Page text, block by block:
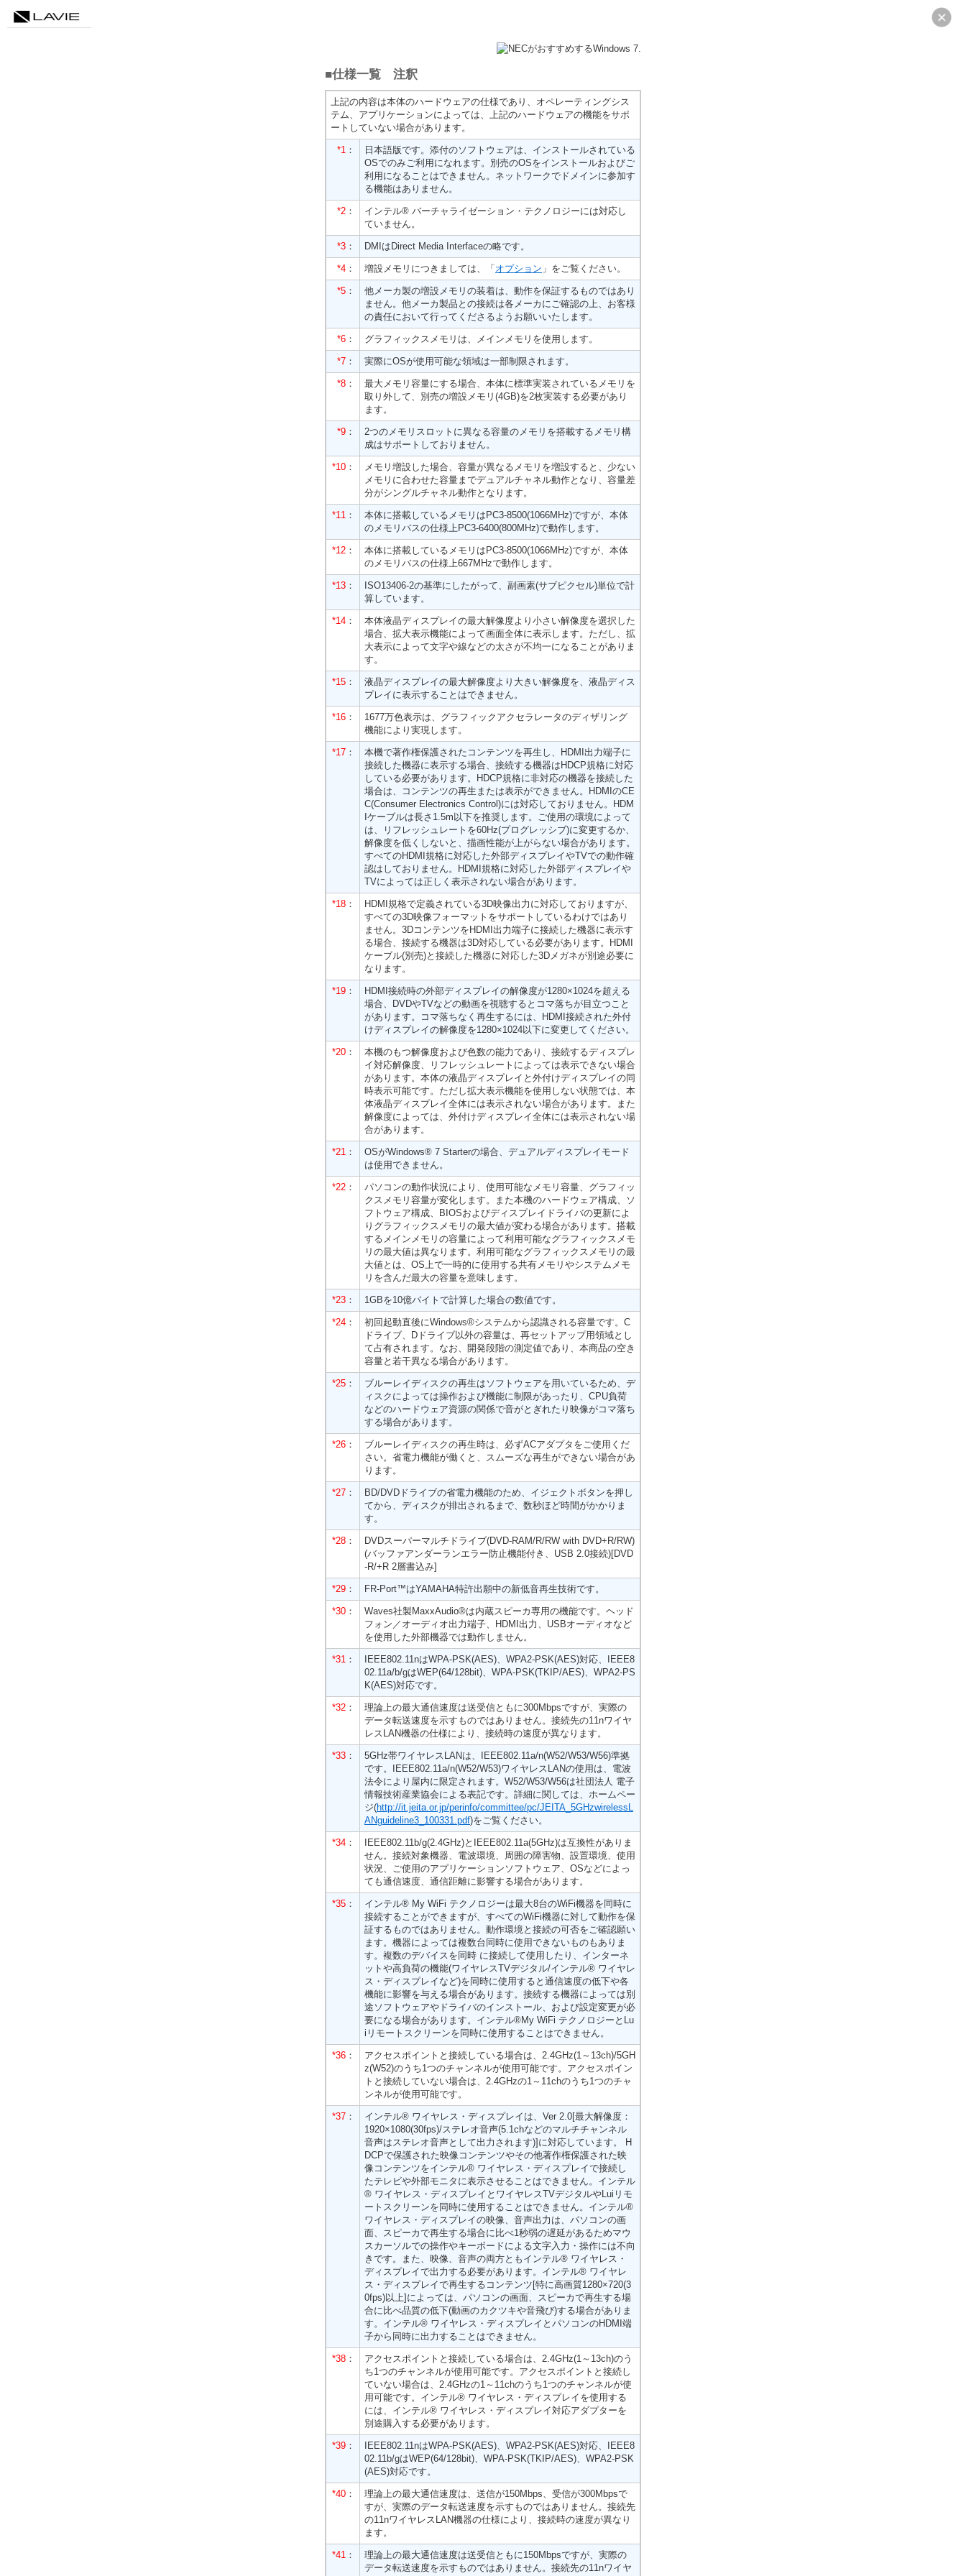
■仕様一覧 注釈
上記の内容は本体のハードウェアの仕様であり、オペレーティングシス
テム、アプリケーションによっては、上記のハードウェアの機能をサポ
ートしていない場合があります。
*1 ：
日本語版です。添付のソフトウェアは、インストールされている
OSでのみご利用になれます。別売のOSをインストールおよびご
利用になることはできません。ネットワークでドメインに参加す
る機能はありません。
*2 ：
インテル® バーチャライゼーション・テクノロジーには対応し
ていません。
*3 ： DMIはDirect Media Interfaceの略です。
*4 ： 増設メモリにつきましては、「 オプション 」をご覧ください。
*5 ：
他メーカ製の増設メモリの装着は、動作を保証するものではあり
ません。他メーカ製品との接続は各メーカにご確認の上、お客様
の責任において行ってくださるようお願いいたします。
*6 ： グラフィックスメモリは、メインメモリを使用します。
*7 ： 実際にOSが使用可能な領域は一部制限されます。
*8 ：
最大メモリ容量にする場合、本体に標準実装されているメモリを
取り外して、別売の増設メモリ(4GB)を2枚実装する必要があり
ます。
*9 ：
2つのメモリスロットに異なる容量のメモリを搭載するメモリ構
成はサポートしておりません。
*10 ：
メモリ増設した場合、容量が異なるメモリを増設すると、少ない
メモリに合わせた容量までデュアルチャネル動作となり、容量差
分がシングルチャネル動作となります。
*11 ：
本体に搭載しているメモリはPC3-8500(1066MHz)ですが、本体
のメモリバスの仕様上PC3-6400(800MHz)で動作します。
*12 ：
本体に搭載しているメモリはPC3-8500(1066MHz)ですが、本体
のメモリバスの仕様上667MHzで動作します。
*13 ：
ISO13406-2の基準にしたがって、副画素(サブピクセル)単位で計
算しています。
*14 ：
本体液晶ディスプレイの最大解像度より小さい解像度を選択した
場合、拡大表示機能によって画面全体に表示します。ただし、拡
大表示によって文字や線などの太さが不均一になることがありま
す。
*15 ：
液晶ディスプレイの最大解像度より大きい解像度を、液晶ディス
プレイに表示することはできません。
*16 ：
1677万色表示は、グラフィックアクセラレータのディザリング
機能により実現します。
*17 ：
本機で著作権保護されたコンテンツを再生し、HDMI出力端子に
接続した機器に表示する場合、接続する機器はHDCP規格に対応
している必要があります。HDCP規格に非対応の機器を接続した
場合は、コンテンツの再生または表示ができません。HDMIのCE
C(Consumer Electronics Control)には対応しておりません。HDM
Iケーブルは長さ1.5m以下を推奨します。ご使用の環境によって
は、リフレッシュレートを60Hz(プログレッシブ)に変更するか、
解像度を低くしないと、描画性能が上がらない場合があります。
すべてのHDMI規格に対応した外部ディスプレイやTVでの動作確
認はしておりません。HDMI規格に対応した外部ディスプレイや
TVによっては正しく表示されない場合があります。
*18 ：
HDMI規格で定義されている3D映像出力に対応しておりますが、
すべての3D映像フォーマットをサポートしているわけではあり
ません。3DコンテンツをHDMI出力端子に接続した機器に表示す
る場合、接続する機器は3D対応している必要があります。HDMI
ケーブル(別売)と接続した機器に対応した3Dメガネが別途必要に
なります。
*19 ：
HDMI接続時の外部ディスプレイの解像度が1280×1024を超える
場合、DVDやTVなどの動画を視聴するとコマ落ちが目立つこと
があります。コマ落ちなく再生するには、HDMI接続された外付
けディスプレイの解像度を1280×1024以下に変更してください。
*20 ：
本機のもつ解像度および色数の能力であり、接続するディスプレ
イ対応解像度、リフレッシュレートによっては表示できない場合
があります。本体の液晶ディスプレイと外付けディスプレイの同
時表示可能です。ただし拡大表示機能を使用しない状態では、本
体液晶ディスプレイ全体には表示されない場合があります。また
解像度によっては、外付けディスプレイ全体には表示されない場
合があります。
*21 ：
OSがWindows® 7 Starterの場合、デュアルディスプレイモード
は使用できません。
*22 ：
パソコンの動作状況により、使用可能なメモリ容量、グラフィッ
クスメモリ容量が変化します。また本機のハードウェア構成、ソ
フトウェア構成、BIOSおよびディスプレイドライバの更新によ
りグラフィックスメモリの最大値が変わる場合があります。搭載
するメインメモリの容量によって利用可能なグラフィックスメモ
リの最大値は異なります。利用可能なグラフィックスメモリの最
大値とは、OS上で一時的に使用する共有メモリやシステムメモ
リを含んだ最大の容量を意味します。
*23 ： 1GBを10億バイトで計算した場合の数値です。
*24 ：
初回起動直後にWindows®システムから認識される容量です。C
ドライブ、Dドライブ以外の容量は、再セットアップ用領域とし
て占有されます。なお、開発段階の測定値であり、本商品の空き
容量と若干異なる場合があります。
*25 ：
ブルーレイディスクの再生はソフトウェアを用いているため、デ
ィスクによっては操作および機能に制限があったり、CPU負荷
などのハードウェア資源の関係で音がとぎれたり映像がコマ落ち
する場合があります。
*26 ：
ブルーレイディスクの再生時は、必ずACアダプタをご使用くだ
さい。省電力機能が働くと、スムーズな再生ができない場合があ
ります。
*27 ：
BD/DVDドライブの省電力機能のため、イジェクトボタンを押し
てから、ディスクが排出されるまで、数秒ほど時間がかかりま
す。
*28 ：
DVDスーパーマルチドライブ(DVD-RAM/R/RW with DVD+R/RW)
(バッファアンダーランエラー防止機能付き、USB 2.0接続)[DVD
-R/+R 2層書込み]
*29 ： FR-Port™はYAMAHA特許出願中の新低音再生技術です。
*30 ：
Waves社製MaxxAudio®は内蔵スピーカ専用の機能です。ヘッド
フォン／オーディオ出力端子、HDMI出力、USBオーディオなど
を使用した外部機器では動作しません。
*31 ：
IEEE802.11nはWPA-PSK(AES)、WPA2-PSK(AES)対応、IEEE8
02.11a/b/gはWEP(64/128bit)、WPA-PSK(TKIP/AES)、WPA2-PS
K(AES)対応です。
*32 ：
理論上の最大通信速度は送受信ともに300Mbpsですが、実際の
データ転送速度を示すものではありません。接続先の11nワイヤ
レスLAN機器の仕様により、接続時の速度が異なります。
*33 ：
5GHz帯ワイヤレスLANは、IEEE802.11a/n(W52/W53/W56)準拠
です。IEEE802.11a/n(W52/W53)ワイヤレスLANの使用は、電波
法令により屋内に限定されます。W52/W53/W56は社団法人 電子
情報技術産業協会による表記です。詳細に関しては、ホームペー
ジ(http://it.jeita.or.jp/perinfo/committee/pc/JEITA_5GHzwirelessL
ANguideline3_100331.pdf)をご覧ください。
*34 ：
IEEE802.11b/g(2.4GHz)とIEEE802.11a(5GHz)は互換性がありま
せん。接続対象機器、電波環境、周囲の障害物、設置環境、使用
状況、ご使用のアプリケーションソフトウェア、OSなどによっ
ても通信速度、通信距離に影響する場合があります。
*35 ：
インテル® My WiFi テクノロジーは最大8台のWiFi機器を同時に
接続することができますが、すべてのWiFi機器に対して動作を保
証するものではありません。動作環境と接続の可否をご確認願い
ます。機器によっては複数台同時に使用できないものもありま
す。複数のデバイスを同時 に接続して使用したり、インターネ
ットや高負荷の機能(ワイヤレスTVデジタル/インテル® ワイヤレ
ス・ディスプレイなど)を同時に使用すると通信速度の低下や各
機能に影響を与える場合があります。接続する機器によっては別
途ソフトウェアやドライバのインストール、および設定変更が必
要になる場合があります。インテル®My WiFi テクノロジーとLu
iリモートスクリーンを同時に使用することはできません。
*36 ：
アクセスポイントと接続している場合は、2.4GHz(1～13ch)/5GH
z(W52)のうち1つのチャンネルが使用可能です。アクセスポイン
トと接続していない場合は、2.4GHzの1～11chのうち1つのチャ
ンネルが使用可能です。
*37 ：
インテル® ワイヤレス・ディスプレイは、Ver 2.0[最大解像度：
1920×1080(30fps)/ステレオ音声(5.1chなどのマルチチャンネル
音声はステレオ音声として出力されます)]に対応しています。 H
DCPで保護された映像コンテンツやその他著作権保護された映
像コンテンツをインテル® ワイヤレス・ディスプレイで接続し
たテレビや外部モニタに表示させることはできません。インテル
® ワイヤレス・ディスプレイとワイヤレスTVデジタルやLuiリモ
ートスクリーンを同時に使用することはできません。インテル®
ワイヤレス・ディスプレイの映像、音声出力は、パソコンの画
面、スピーカで再生する場合に比べ1秒弱の遅延があるためマウ
スカーソルでの操作やキーボードによる文字入力・操作には不向
きです。また、映像、音声の両方ともインテル® ワイヤレス・
ディスプレイで出力する必要があります。インテル® ワイヤレ
ス・ディスプレイで再生するコンテンツ[特に高画質1280×720(3
0fps)以上]によっては、パソコンの画面、スピーカで再生する場
合に比べ品質の低下(動画のカクツキや音飛び)する場合がありま
す。インテル® ワイヤレス・ディスプレイとパソコンのHDMI端
子から同時に出力することはできません。
*38 ：
アクセスポイントと接続している場合は、2.4GHz(1～13ch)のう
ち1つのチャンネルが使用可能です。アクセスポイントと接続し
ていない場合は、2.4GHzの1～11chのうち1つのチャンネルが使
用可能です。インテル® ワイヤレス・ディスプレイを使用する
には、インテル® ワイヤレス・ディスプレイ対応アダプターを
別途購入する必要があります。
*39 ：
IEEE802.11nはWPA-PSK(AES)、WPA2-PSK(AES)対応、IEEE8
02.11b/gはWEP(64/128bit)、WPA-PSK(TKIP/AES)、WPA2-PSK
(AES)対応です。
*40 ：
理論上の最大通信速度は、送信が150Mbps、受信が300Mbpsで
すが、実際のデータ転送速度を示すものではありません。接続先
の11nワイヤレスLAN機器の仕様により、接続時の速度が異なり
ます。
*41 ：
理論上の最大通信速度は送受信ともに150Mbpsですが、実際の
データ転送速度を示すものではありません。接続先の11nワイヤ